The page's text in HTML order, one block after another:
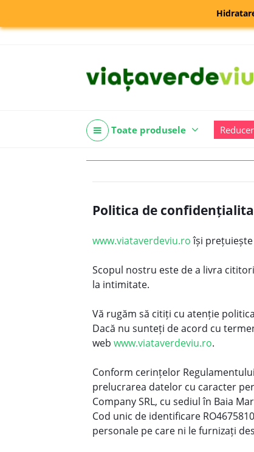
Toate produsele
Politica de
www.viataverdeviu.roîși
Scopul nostru este de a livra
la intimitate.
Vă rugăm să citiți cu atenție
Dacă nu sunteți de acord cu
web www.viataverdeviu.ro.
Conform cerințelor
prelucrarea datelor cu caracter
Company SRL, cu sediul în Baia
Cod unic de identificare
personale pe care ni le furnizați